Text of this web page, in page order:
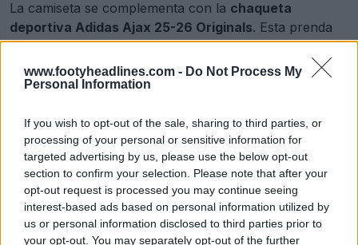
www.footyheadlines.com - Do Not Process My
Personal Information
If you wish to opt-out of the sale, sharing to third parties, or
processing of your personal or sensitive information for
targeted advertising by us, please use the below opt-out
section to confirm your selection. Please note that after your
opt-out request is processed you may continue seeing
interest-based ads based on personal information utilized by
us or personal information disclosed to third parties prior to
your opt-out. You may separately opt-out of the further
La camiseta se complementa con la chaqueta
deportiva Adidas Ajax 25-26 Originals. Esta prenda
invierte la combinación de colores.
La chaqueta deportiva Adidas Ajax 2025-2026 Originals
contrasta elegantemente con el burdeos utilizado para
las tres rayas icónicas de Adidas que recorren las
mangas, así como para el logotipo Trefoil bordado en
el pecho derecho y el escudo especial del club Ajax
bordado en el izquierdo.
La colección Ajax 2025-2026 Originals forma parte de